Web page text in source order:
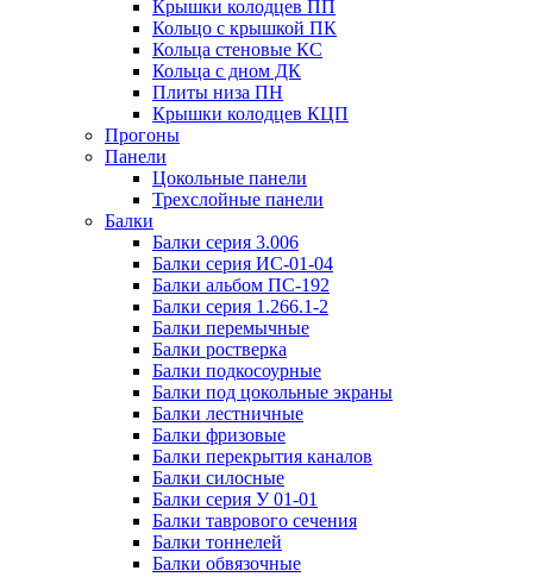
Крышки колодцев ПП
Кольцо с крышкой ПК
Кольца стеновые КС
Кольца с дном ДК
Плиты низа ПН
Крышки колодцев КЦП
Прогоны
Панели
Цокольные панели
Трехслойные панели
Балки
Балки серия 3.006
Балки серия ИС-01-04
Балки альбом ПС-192
Балки серия 1.266.1-2
Балки перемычные
Балки ростверка
Балки подкосоурные
Балки под цокольные экраны
Балки лестничные
Балки фризовые
Балки перекрытия каналов
Балки силосные
Балки серия У 01-01
Балки таврового сечения
Балки тоннелей
Балки обвязочные